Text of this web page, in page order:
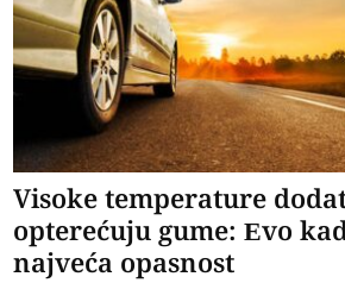
Visoke temperature
opterećuju gume: Evo
najveća opasnost